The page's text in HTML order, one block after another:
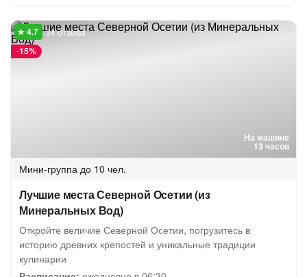
На машине
13 часов
-15%
34 отзыва
Мини-группа до 10 чел.
Лучшие места Северной Осетии (из
Минеральных Вод)
Откройте величие Северной Осетии, погрузитесь в
историю древних крепостей и уникальные традиции
кулинарии